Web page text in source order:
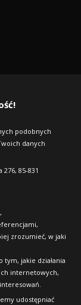
podobnych
danych
85-831
zrozumieć, w jaki
jakie działania
internetowych,
udostępniać